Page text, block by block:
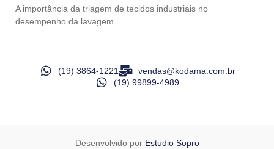
A importância da triagem de tecidos industriais no
desempenho da lavagem
(19) 3864-1221
vendas@kodama.com.br
(19) 99899-4989
Desenvolvido por Estudio Sopro